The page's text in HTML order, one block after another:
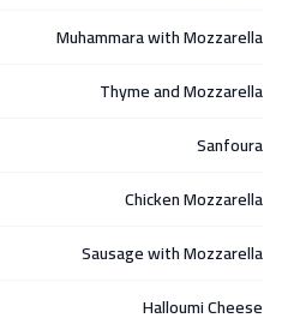
Muhammara with Mozzarella
Thyme and Mozzarella
Sanfoura
Chicken Mozzarella
Sausage with Mozzarella
Halloumi Cheese